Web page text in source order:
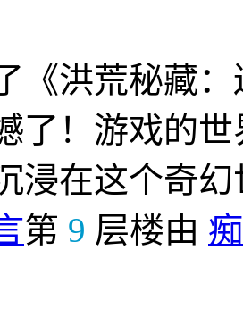
《洪荒秘藏
了！游戏的
浸在这个奇
第 9 层楼由